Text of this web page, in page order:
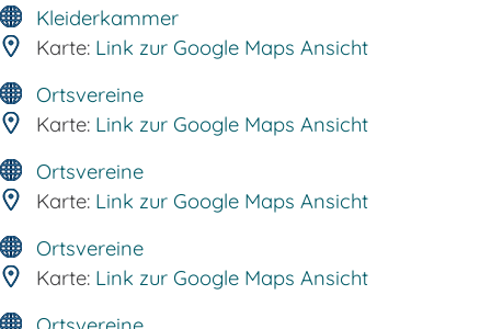
Kleiderkammer
Karte: Link zur Google Maps Ansicht
Ortsvereine
Karte: Link zur Google Maps Ansicht
Ortsvereine
Karte: Link zur Google Maps Ansicht
Ortsvereine
Karte: Link zur Google Maps Ansicht